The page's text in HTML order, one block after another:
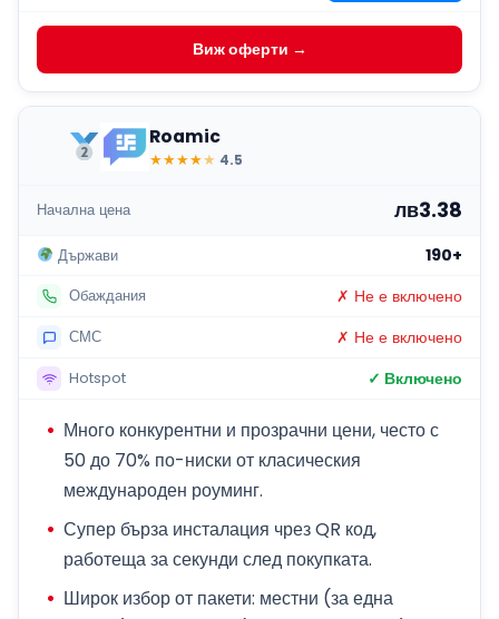
Виж оферти →
Roamic
★★★★★ 4.5
Начална цена лв3.38
Държави 190+
Обаждания ✗ Не е включено
СМС ✗ Не е включено
Hotspot ✓ Включено
Много конкурентни и прозрачни цени, често с
50 до 70% по-ниски от класическия
международен роуминг.
Супер бърза инсталация чрез QR код,
работеща за секунди след покупката.
Широк избор от пакети: местни (за една